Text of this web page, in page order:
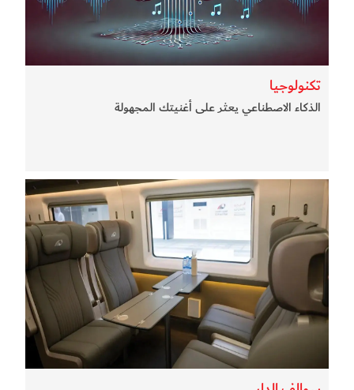
تكنولوجيا
الذكاء الاصطناعي يعثر على أغنيتك المجهولة